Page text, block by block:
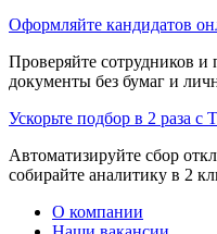
Оформляйте кандидатов
Проверяйте сотрудников
документы без бумаг и
Ускорьте подбор в 2 раза с
Автоматизируйте сбор
собирайте аналитику в 2
О компании